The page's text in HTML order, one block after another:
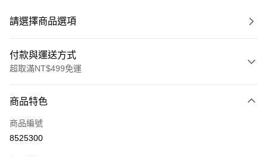
請選擇商品選項
付款與運送方式
超取滿NT$499免運
信用卡一次付款
信用卡分期付款
商品特色
商品編號
8525300